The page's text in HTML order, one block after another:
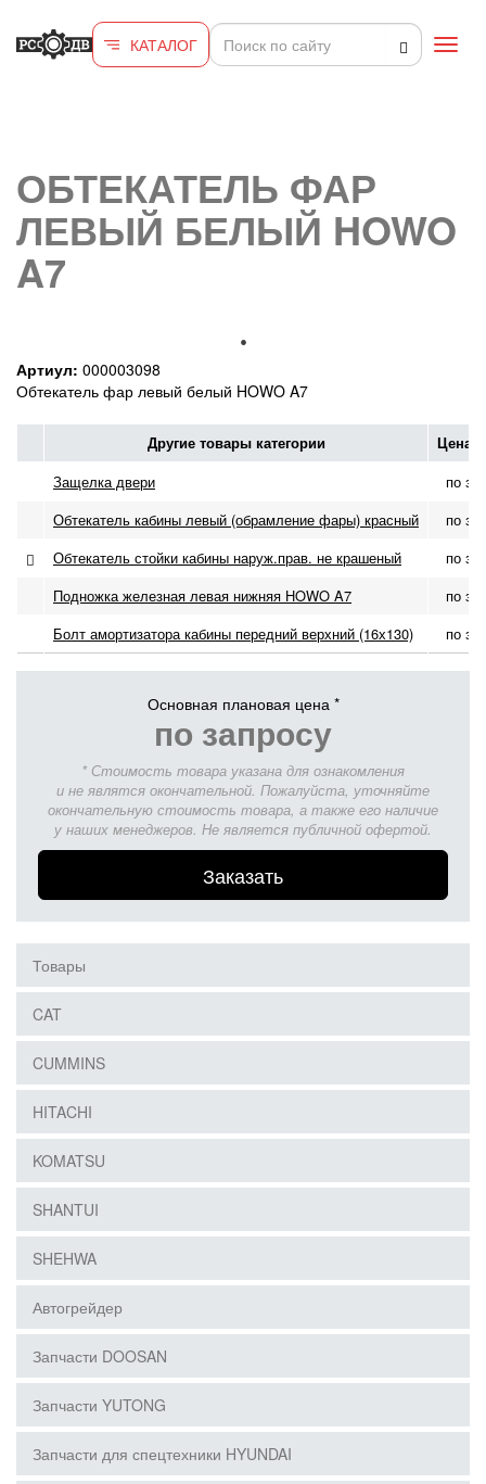
КАТАЛОГ
ОБТЕКАТЕЛЬ ФАР
ЛЕВЫЙ БЕЛЫЙ HOWO
A7
Артиул: 000003098
Обтекатель фар левый белый HOWO A7
Другие товары категории Цена
Защелка двери
по
Обтекатель кабины левый (обрамление фары) красный
по
Обтекатель стойки кабины наруж.прав. не крашеный
по
Подножка железная левая нижняя HOWO A7
по
Болт амортизатора кабины передний верхний (16х130)
по
Основная плановая цена *
по запросу
* Стоимость товара указана для ознакомления
и не являтся окончательной. Пожалуйста, уточняйте
окончательную стоимость товара, а также его наличие
у наших менеджеров. Не является публичной офертой.
Заказать
Товары
CAT
CUMMINS
HITACHI
KOMATSU
SHANTUI
SHEHWA
Автогрейдер
Запчасти DOOSAN
Запчасти YUTONG
Запчасти для спецтехники HYUNDAI